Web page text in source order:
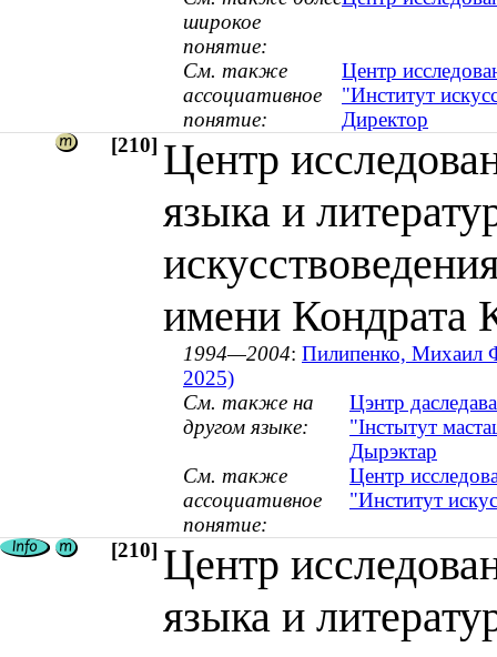
широкое
понятие:
См. также
ассоциативное
понятие:
Центр
"Институт
Директор
[210] Центр
языка и
имени Кондрата
1994—2004: Пилипенко, Михаил
2025)
См. также на
другом языке:
Цэнтр
"Інстытут
Дырэктар
См. также
ассоциативное
понятие:
Центр
"Институт
[210] Центр
языка и